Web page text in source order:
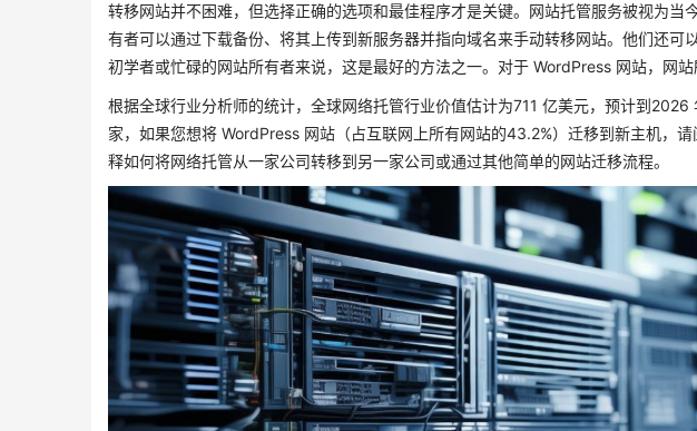
转移网站并不困难，但选择正确的选项和最佳程序才是关键。网站托管服务被视为当
有者可以通过下载备份、将其上传到新服务器并指向域名来手动转移网站。他们还可
初学者或忙碌的网站所有者来说，这是最好的方法之一。对于 WordPress 网站，网
根据全球行业分析师的统计，全球网络托管行业价值估计为711 亿美元，预计到
家，如果您想将 WordPress 网站（占互联网上所有网站的43.2%）迁移到新主机，
释如何将网络托管从一家公司转移到另一家公司或通过其他简单的网站迁移流程。